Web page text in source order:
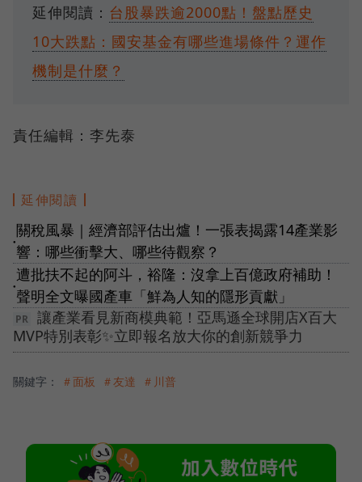
延伸閱讀： 台股暴跌逾2000點！盤點歷史
10大跌點：國安基金有哪些進場條件？運作
機制是什麼？
責任編輯：李先泰
延伸閱讀
●
關稅風暴｜經濟部評估出爐！一張表揭露14產業影
響：哪些衝擊大、哪些待觀察？
●
遭批扶不起的阿斗，裕隆：沒拿上百億政府補助！
聲明全文曝國產車「鮮為人知的隱形貢獻」
讓產業看見新商模典範！亞馬遜全球開店X百大
MVP特別表彰✨立即報名放大你的創新競爭力
關鍵字： ＃面板 ＃友達 ＃川普